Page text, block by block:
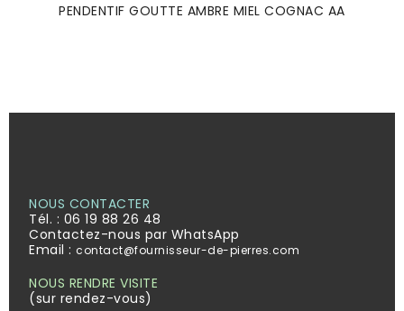
PENDENTIF GOUTTE AMBRE MIEL COGNAC AA
NOUS CONTACTER
Tél. : 06 19 88 26 48
Contactez-nous par WhatsApp
Email : contact@fournisseur-de-pierres.com
NOUS RENDRE VISITE
(sur rendez-vous)